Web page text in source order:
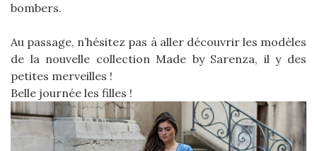
bombers.
Au passage, n’hésitez pas à aller découvrir les modèles
de la nouvelle collection Made by Sarenza, il y des
petites merveilles !
Belle journée les filles !